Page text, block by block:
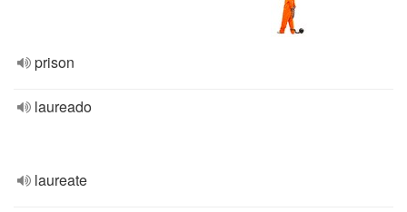
prison
laureado
laureate